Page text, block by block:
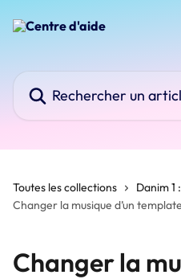
Toutes les collections Danim 1
Changer la musique d’un
Changer la